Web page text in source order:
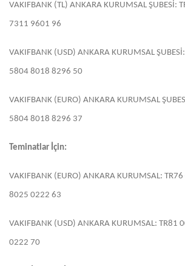
VAKIFBANK (TL) ANKARA KURUMSAL ŞUBESİ:
7311 9601 96
VAKIFBANK (USD) ANKARA KURUMSAL
5804 8018 8296 50
VAKIFBANK (EURO) ANKARA KURUMSAL
5804 8018 8296 37
Teminatlar İçin:
VAKIFBANK (EURO) ANKARA KURUMSAL:
8025 0222 63
VAKIFBANK (USD) ANKARA KURUMSAL:
0222 70